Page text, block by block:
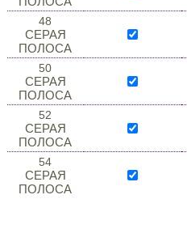
48
СЕРАЯ
ПОЛОСА
50
СЕРАЯ
ПОЛОСА
52
СЕРАЯ
ПОЛОСА
54
СЕРАЯ
ПОЛОСА